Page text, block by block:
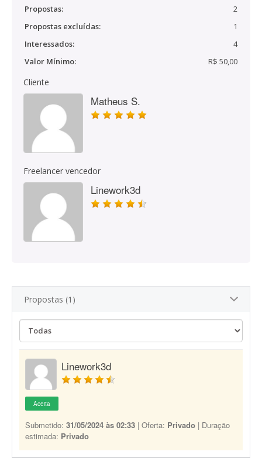
Propostas:
2
Propostas excluídas:
1
Interessados:
4
Valor Mínimo:
R$ 50,00
Cliente
Matheus S.
Freelancer vencedor
Linework3d
Propostas (1)
Linework3d
Aceita
Submetido: 31/05/2024 às 02:33 | Oferta: Privado | Duração
estimada: Privado